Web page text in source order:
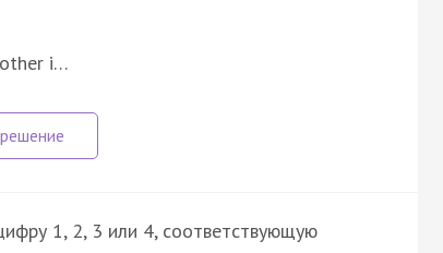
other i…
1, 2, 3 или 4, соответствующую